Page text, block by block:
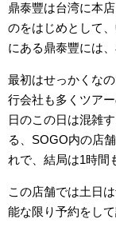
鼎泰豐は台湾に本
のをはじめとして
にある鼎泰豐には
最初はせっかくな
行会社も多くツア
日のこの日は混雑
る、SOGO内の店
れで、結局は1時間
この店舗では土日
能な限り予約をし